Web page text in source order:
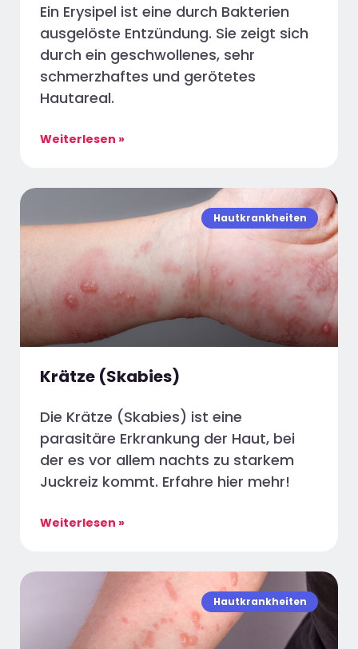
Ein Erysipel ist eine durch Bakterien
ausgelöste Entzündung. Sie zeigt sich
durch ein geschwollenes, sehr
schmerzhaftes und gerötetes
Hautareal.
Weiterlesen »
Hautkrankheiten
Krätze (Skabies)
Die Krätze (Skabies) ist eine
parasitäre Erkrankung der Haut, bei
der es vor allem nachts zu starkem
Juckreiz kommt. Erfahre hier mehr!
Weiterlesen »
Hautkrankheiten